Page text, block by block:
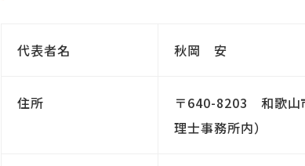
代表者名 秋岡 安
住所
〒640-8203 和歌山
理士事務所内）